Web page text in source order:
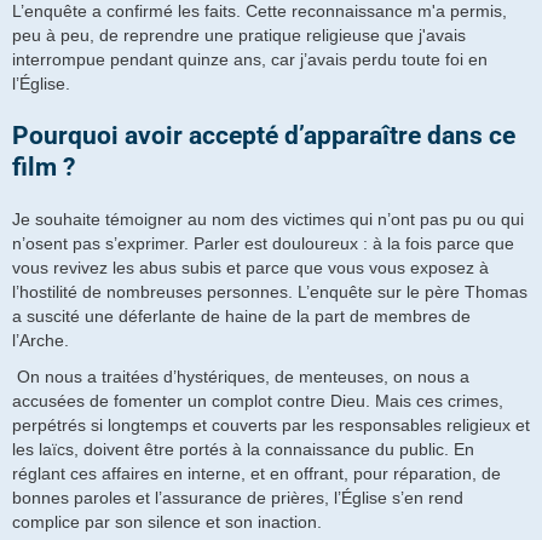
L’enquête a confirmé les faits. Cette reconnaissance m'a permis,
peu à peu, de reprendre une pratique religieuse que j'avais
interrompue pendant quinze ans, car j’avais perdu toute foi en
l’Église.
Pourquoi avoir accepté d’apparaître dans ce
film ?
Je souhaite témoigner au nom des victimes qui n’ont pas pu ou qui
n’osent pas s’exprimer. Parler est douloureux : à la fois parce que
vous revivez les abus subis et parce que vous vous exposez à
l’hostilité de nombreuses personnes. L’enquête sur le père Thomas
a suscité une déferlante de haine de la part de membres de
l’Arche.
On nous a traitées d’hystériques, de menteuses, on nous a
accusées de fomenter un complot contre Dieu. Mais ces crimes,
perpétrés si longtemps et couverts par les responsables religieux et
les laïcs, doivent être portés à la connaissance du public. En
réglant ces affaires en interne, et en offrant, pour réparation, de
bonnes paroles et l’assurance de prières, l’Église s’en rend
complice par son silence et son inaction.